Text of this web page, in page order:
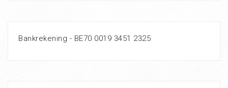
Bankrekening - BE70 0019 3451 2325